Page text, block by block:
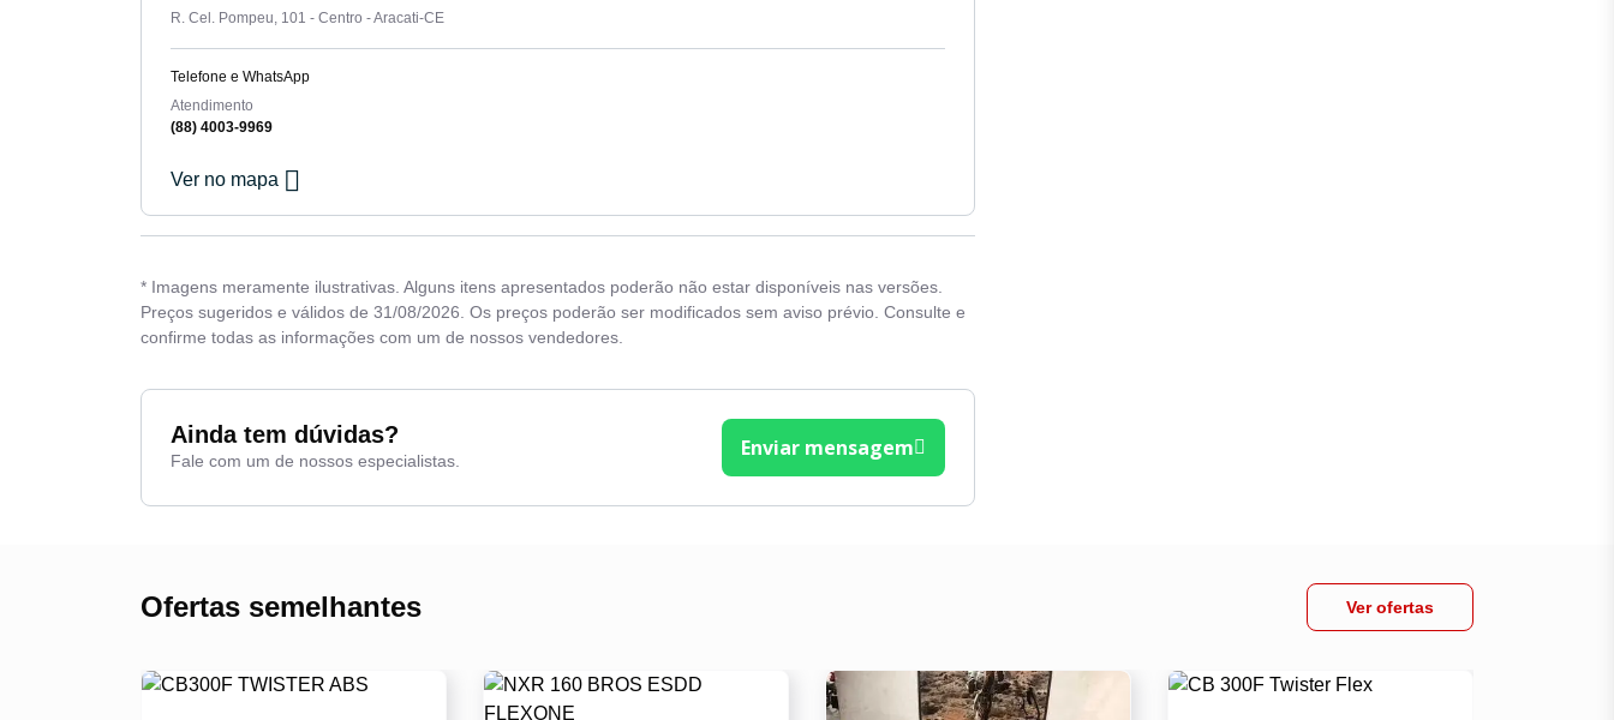
R. Cel. Pompeu, 101 - Centro - Aracati-CE
Telefone e WhatsApp
Atendimento
(88) 4003-9969
Ver no mapa
* Imagens meramente ilustrativas. Alguns itens apresentados poderão não estar disponíveis nas versões.
Preços sugeridos e válidos de 31/08/2026. Os preços poderão ser modificados sem aviso prévio. Consulte e
confirme todas as informações com um de nossos vendedores.
Ainda tem dúvidas?
Fale com um de nossos especialistas.
Enviar mensagem
Ofertas semelhantes Ver ofertas